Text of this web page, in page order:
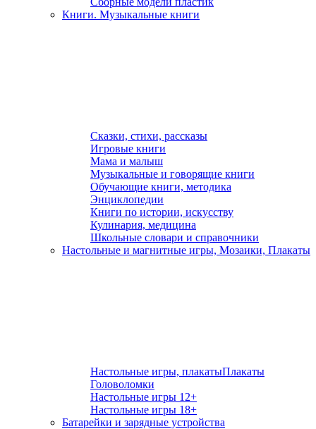
Книги. Музыкальные книги
Сказки, стихи, рассказы
Игровые книги
Мама и малыш
Музыкальные и говорящие книги
Обучающие книги, методика
Энциклопедии
Книги по истории, искусству
Кулинария, медицина
Школьные словари и справочники
Настольные и магнитные игры, Мозаики, Плакаты
Настольные игры, плакатыПлакаты
Головоломки
Настольные игры 12+
Настольные игры 18+
Батарейки и зарядные устройства